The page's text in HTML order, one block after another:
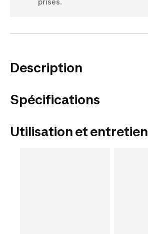
Description
Spécifications
Utilisation et entretien